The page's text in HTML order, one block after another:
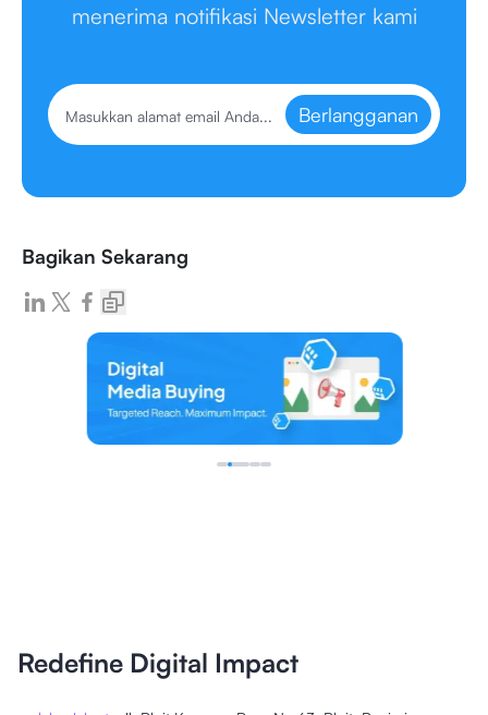
menerima notifikasi Newsletter kami
Berlangganan
Bagikan Sekarang
Redefine Digital Impact